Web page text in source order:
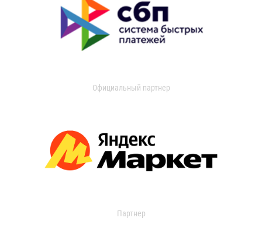
Официальный партнер
Партнер